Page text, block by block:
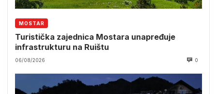
MOSTAR
Turistička zajednica Mostara unapređuje
infrastrukturu na Ruištu
06/08/2026 0